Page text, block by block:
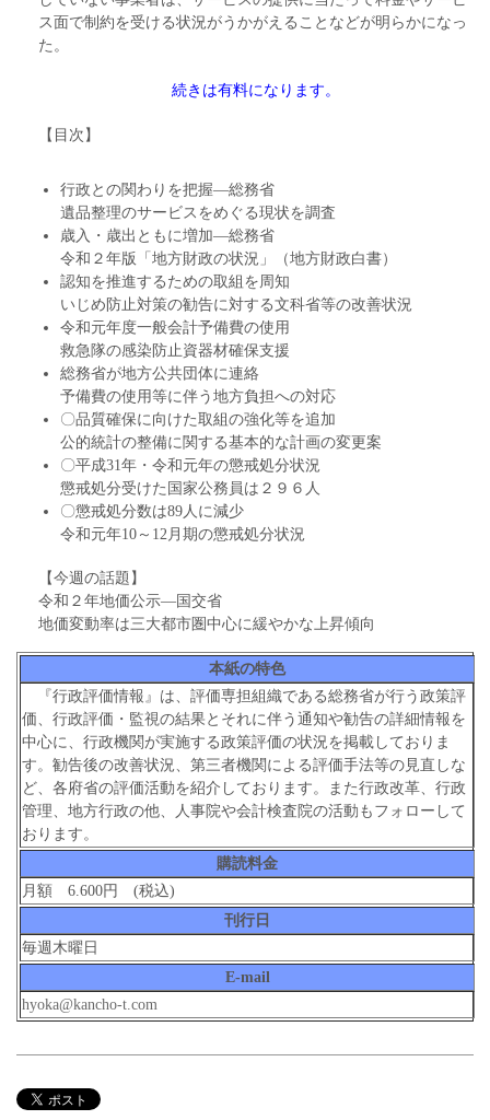
ス面で制約を受ける状況がうかがえることなどが明らかになっ
た。
続きは有料になります。
【目次】
行政との関わりを把握―総務省
遺品整理のサービスをめぐる現状を調査
歳入・歳出ともに増加―総務省
令和２年版「地方財政の状況」（地方財政白書）
認知を推進するための取組を周知
いじめ防止対策の勧告に対する文科省等の改善状況
令和元年度一般会計予備費の使用
救急隊の感染防止資器材確保支援
総務省が地方公共団体に連絡
予備費の使用等に伴う地方負担への対応
〇品質確保に向けた取組の強化等を追加
公的統計の整備に関する基本的な計画の変更案
〇平成31年・令和元年の懲戒処分状況
懲戒処分受けた国家公務員は２９６人
〇懲戒処分数は89人に減少
令和元年10～12月期の懲戒処分状況
【今週の話題】
令和２年地価公示―国交省
地価変動率は三大都市圏中心に緩やかな上昇傾向
本紙の特色
『行政評価情報』は、評価専担組織である総務省が行う政策評
価、行政評価・監視の結果とそれに伴う通知や勧告の詳細情報を
中心に、行政機関が実施する政策評価の状況を掲載しておりま
す。勧告後の改善状況、第三者機関による評価手法等の見直しな
ど、各府省の評価活動を紹介しております。また行政改革、行政
管理、地方行政の他、人事院や会計検査院の活動もフォローして
おります。
購読料金
月額 6.600円 (税込)
刊行日
毎週木曜日
E-mail
hyoka@kancho-t.com